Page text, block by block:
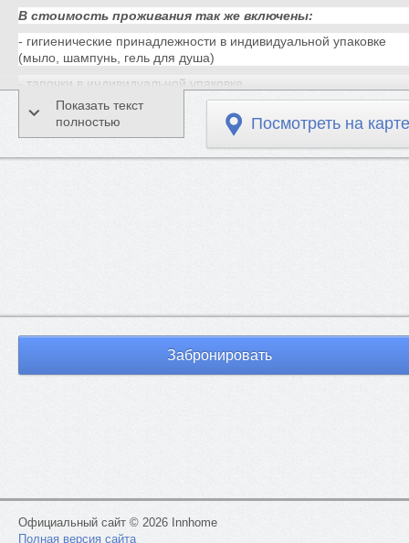
В стоимость проживания так же включены:
- гигиенические принадлежности в индивидуальной упаковке
(мыло, шампунь, гель для душа)
- тапочки в индивидуальной упаковке
- белое свежее пастельное белье и полотенца
Возможные способы оплаты:
- наличные
Предоставляются отчетные документы для
бухгалтерии:
- кассовый чек с QR-кодом и квитанция (при оплате наличными,
либо картой)
суммы чека в зависимости от банка-эмитента карты
Компания "ИннХоум Апартментс" предлагает более 70
Показать текст
полностью
Посмотреть на карте
Забронировать
Официальный сайт © 2026 Innhome
Полная версия сайта